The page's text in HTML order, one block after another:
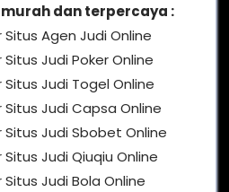
dan terpercaya :
Agen Judi Online
Judi Poker Online
Judi Togel Online
Situs Judi Capsa Online
Situs Judi Sbobet Online
Judi Qiuqiu Online
Judi Bola Online